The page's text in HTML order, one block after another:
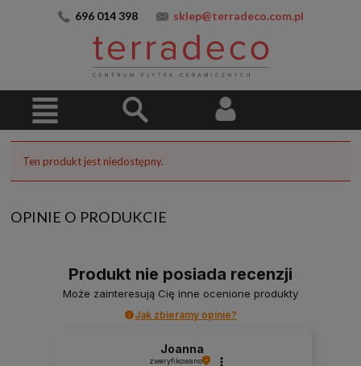
696 014 398 sklep@terradeco.com.pl
Ten produkt jest niedostępny.
OPINIE O PRODUKCIE
Produkt nie posiada recenzji
Może zainteresują Cię inne ocenione produkty
Jak zbieramy opinie?
Joanna
zweryfikowano